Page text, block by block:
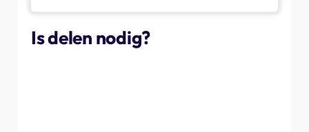
Is delen nodig?